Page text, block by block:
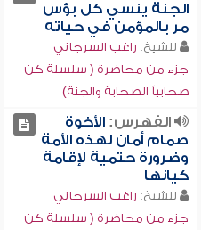
الجنة ينسي كل بؤس
مر بالمؤمن في حياته
للشيخ: راغب السرجاني
جزء من محاضرة ( سلسلة كن
صحابياً الصحابة والجنة)
الفهرس:الأخوة
صمام أمان لهذه الأمة
وضرورة حتمية لإقامة
كيانها
للشيخ: راغب السرجاني
جزء من محاضرة ( سلسلة كن